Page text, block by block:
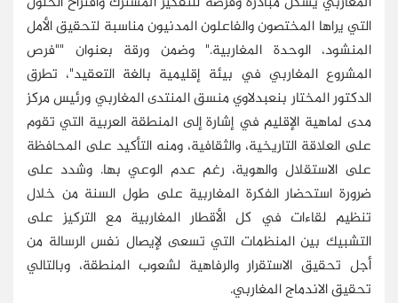
التي يراها المختصون والفاعلون المدنيون مناسبة لتحقيق الأمل
المنشود، الوحدة المغاربية." وضمن ورقة بعنوان ""فرص
المشروع المغاربي في بيئة إقليمية بالغة التعقيد"، تطرق
الدكتور المختار بنعبدلاوي منسق المنتدى المغاربي ورئيس مركز
مدى لماهية الإقليم في إشارة إلى المنطقة العربية التي تقوم
على العلاقة التاريخية، والثقافية، ومنه التأكيد على المحافظة
على الاستقلال والهوية، رغم عدم الوعي بها. وشدد على
ضرورة استحضار الفكرة المغاربية على طول السنة من خلال
تنظيم لقاءات في كل الأقطار المغاربية مع التركيز على
التشبيك بين المنظمات التي تسعى لإيصال نفس الرسالة من
أجل تحقيق الاستقرار والرفاهية لشعوب المنطقة، وبالتالي
تحقيق الاندماج المغاربي.